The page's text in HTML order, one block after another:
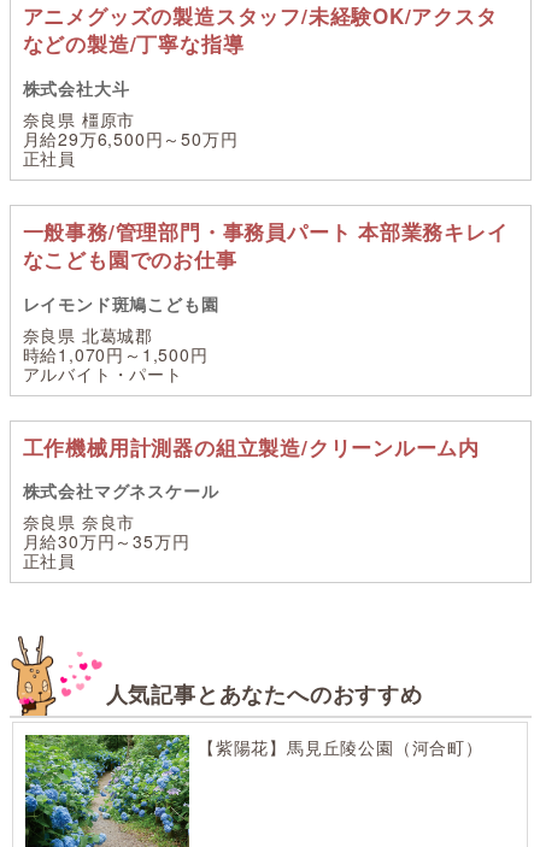
アニメグッズの製造スタッフ/未経験OK/アクスタ
などの製造/丁寧な指導
株式会社大斗
奈良県 橿原市
月給29万6,500円～50万円
正社員
一般事務/管理部門・事務員パート 本部業務キレイ
なこども園でのお仕事
レイモンド斑鳩こども園
奈良県 北葛城郡
時給1,070円～1,500円
アルバイト・パート
工作機械用計測器の組立製造/クリーンルーム内
株式会社マグネスケール
奈良県 奈良市
月給30万円～35万円
正社員
人気記事とあなたへのおすすめ
【紫陽花】馬見丘陵公園（河合町）